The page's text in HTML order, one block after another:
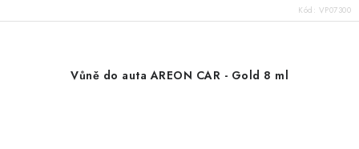
Kód: VP07300
Vůně do auta AREON CAR - Gold 8 ml